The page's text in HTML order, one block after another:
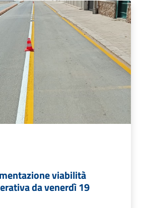
viabilità
da venerdì 19